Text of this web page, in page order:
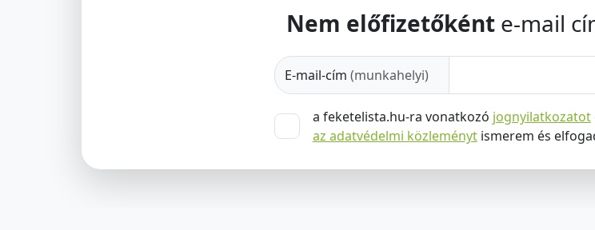
Nem előfizetőként e-mail
E-mail-cím (munkahelyi)
a feketelista.hu-ra vonatkozó jognyilatkozatot
az adatvédelmi közleménytismerem és